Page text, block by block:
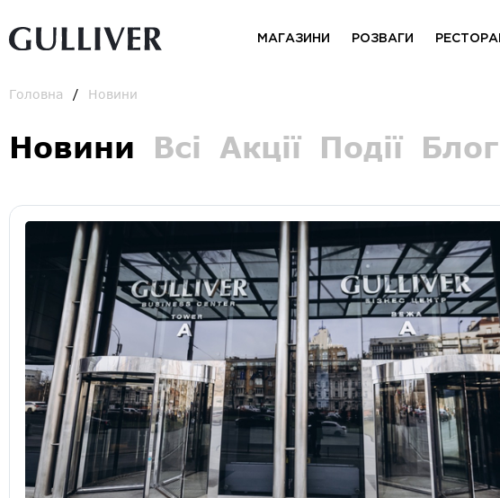
МАГАЗИНИ РОЗВАГИ
Головна Новини
Новини Всі Акції Події Блог